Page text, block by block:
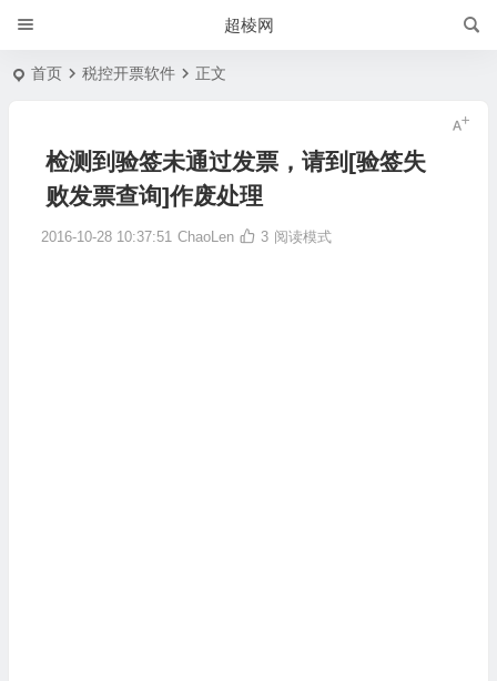
超棱网
首页 税控开票软件 正文
检测到验签未通过发票，请到[验签失
败发票查询]作废处理
2016-10-28 10:37:51 ChaoLen 3 阅读模式